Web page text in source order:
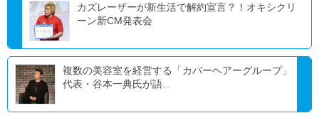
カズレーザーが新生活で解約宣言？！オキシクリ
ーン新CM発表会
複数の美容室を経営する「カバーヘアーグループ」
代表・谷本一典氏が語...